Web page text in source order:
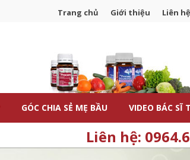
Trang chủ Giới thiệu Liên hệ
GÓC CHIA SẺ MẸ BẦU VIDEO BÁC SĨ
Liên hệ: